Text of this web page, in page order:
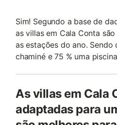
Sim! Segundo a base de
as villas em Cala Conta
as estações do ano. Sendo
chaminé e 75 % uma
As villas em Cala
adaptadas para